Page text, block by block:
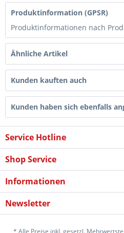
Produktinformation (GPSR)
Produktinformationen nach
Ähnliche Artikel
Kunden kauften auch
Kunden haben sich ebenfalls
Service Hotline
Shop Service
Informationen
Newsletter